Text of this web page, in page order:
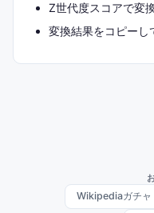
Z世代度スコアで変
変換結果をコピーし
Wikipediaガチャ